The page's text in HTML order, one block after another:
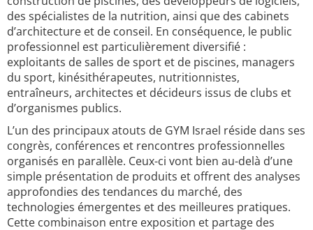
des spécialistes de la nutrition, ainsi que des cabinets
d’architecture et de conseil. En conséquence, le public
professionnel est particulièrement diversifié :
exploitants de salles de sport et de piscines, managers
du sport, kinésithérapeutes, nutritionnistes,
entraîneurs, architectes et décideurs issus de clubs et
d’organismes publics.
L’un des principaux atouts de GYM Israel réside dans ses
congrès, conférences et rencontres professionnelles
organisés en parallèle. Ceux-ci vont bien au-delà d’une
simple présentation de produits et offrent des analyses
approfondies des tendances du marché, des
technologies émergentes et des meilleures pratiques.
Cette combinaison entre exposition et partage des